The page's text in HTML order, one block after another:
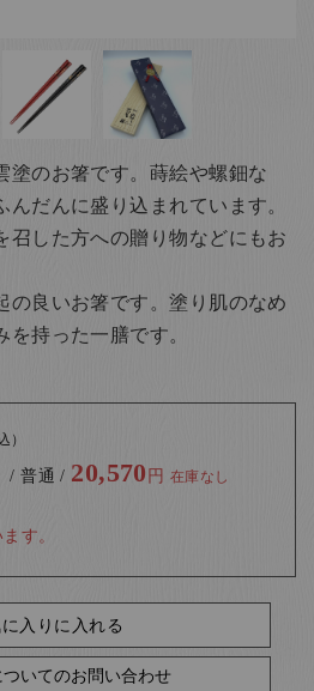
塗のお箸です。蒔絵や螺鈿な
んだんに盛り込まれています。
召した方への贈り物などにもお
の良いお箸です。塗り肌のなめ
を持った一膳です。
）
/ 普通 / 20,570 円 在庫なし
す。
入りに入れる
ついてのお問い合わせ